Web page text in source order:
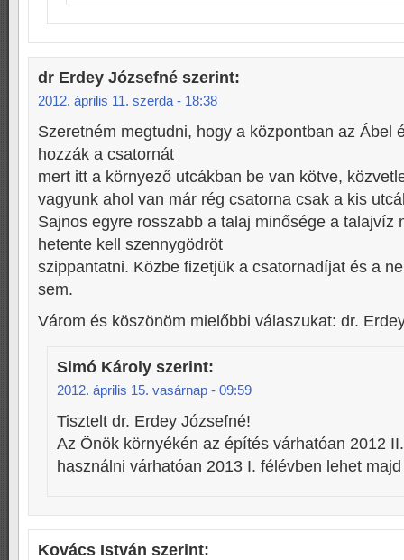
dr Erdey Józsefné szerint:
2012. április 11. szerda - 18:38
Szeretném megtudni, hogy a központban az Ábel
hozzák a csatornát
mert itt a környező utcákban be van kötve,
vagyunk ahol van már rég csatorna csak a kis
Sajnos egyre rosszabb a talaj minősége a talajvíz
hetente kell szennygödröt
szippantatni. Közbe fizetjük a csatornadíjat és a
sem.
Várom és köszönöm mielőbbi válaszukat: dr.
Simó Károly szerint:
2012. április 15. vasárnap - 09:59
Tisztelt dr. Erdey Józsefné!
Az Önök környékén az építés várhatóan 2012
használni várhatóan 2013 I. félévben lehet
Kovács István szerint: